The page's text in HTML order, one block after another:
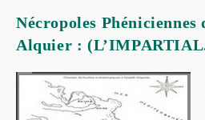
Nécropoles
Alquier :